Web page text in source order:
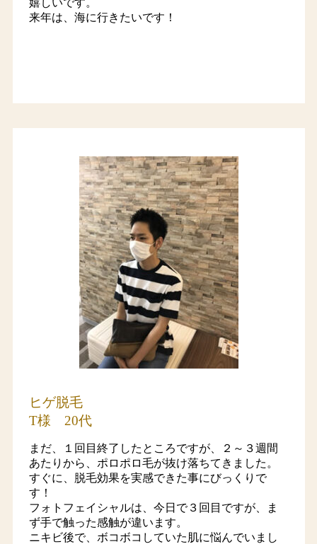
嬉しいです。
来年は、海に行きたいです！
ヒゲ脱毛
T様 20代
まだ、１回目終了したところですが、２～３週間
あたりから、ポロポロ毛が抜け落ちてきました。
すぐに、脱毛効果を実感できた事にびっくりで
す！
フォトフェイシャルは、今日で３回目ですが、ま
ず手で触った感触が違います。
ニキビ後で、ボコボコしていた肌に悩んでいまし